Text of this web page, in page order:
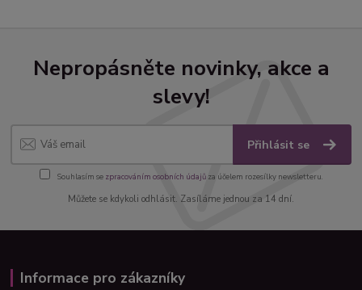
Nepropásněte novinky, akce a
slevy!
Přihlásit se
Souhlasím se zpracováním osobních údajůza účelem rozesílky newsletteru.
Můžete se kdykoli odhlásit. Zasíláme jednou za 14 dní.
Informace pro zákazníky